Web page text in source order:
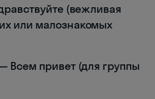
(вежливая
или малознакомых
Всем привет (для группы